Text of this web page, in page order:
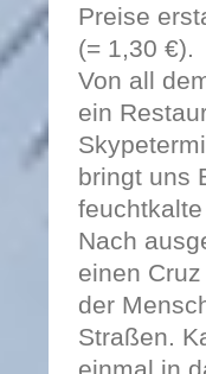
Preise
(= 1,30 €).
Von all
ein
bringt uns
Nach
einen
der
Straßen.
einmal in